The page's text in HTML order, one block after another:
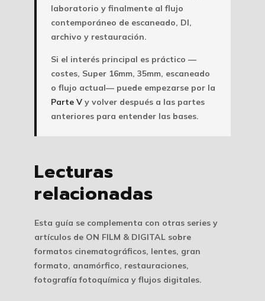
laboratorio y finalmente al flujo
contemporáneo de escaneado, DI,
archivo y restauración.
Si el interés principal es práctico —
costes, Super 16mm, 35mm, escaneado
o flujo actual— puede empezarse por la
Parte V y volver después a las partes
anteriores para entender las bases.
Lecturas
relacionadas
Esta guía se complementa con otras series y
artículos de ON FILM & DIGITAL sobre
formatos cinematográficos, lentes, gran
formato, anamórfico, restauraciones,
fotografía fotoquímica y flujos digitales.